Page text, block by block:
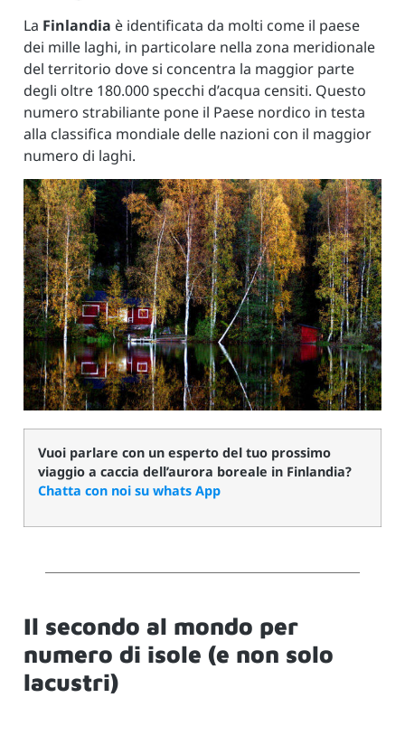
La Finlandia è identificata da molti come il paese
dei mille laghi, in particolare nella zona meridionale
del territorio dove si concentra la maggior parte
degli oltre 180.000 specchi d’acqua censiti. Questo
numero strabiliante pone il Paese nordico in testa
alla classifica mondiale delle nazioni con il maggior
numero di laghi.
Vuoi parlare con un esperto del tuo prossimo
viaggio a caccia dell’aurora boreale in Finlandia?
Chatta con noi su whats App
Il secondo al mondo per
numero di isole (e non solo
lacustri)